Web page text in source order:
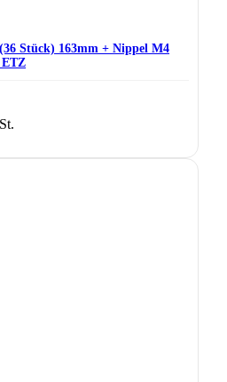
Stück) 163mm + Nippel M4